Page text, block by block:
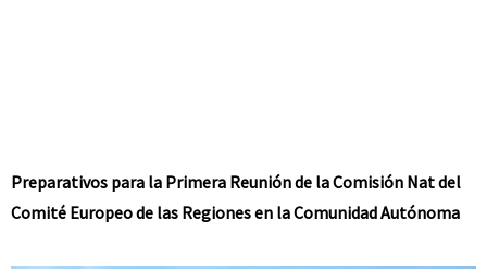
Preparativos para la Primera Reunión de la Comisión Nat del
Comité Europeo de las Regiones en la Comunidad Autónoma